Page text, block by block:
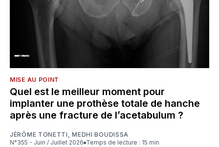
MISE AU POINT
Quel est le meilleur moment pour
implanter une prothèse totale de hanche
après une fracture de l’acetabulum ?
JÉRÔME TONETTI ,MEDHI BOUDISSA
N°355 - Juin / Juillet 2026
Temps de lecture : 15 min